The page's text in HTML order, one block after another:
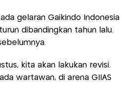
gelaran Gaikindo Indonesia
dibandingkan tahun lalu.
kita akan lakukan revisi.
wartawan, di arena GIIAS